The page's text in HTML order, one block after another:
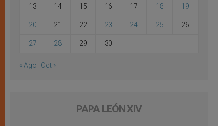
13 14 15 16 17 18 19
20 21 22 23 24 25 26
27 28 29 30
« Ago Oct »
PAPA LEÓN XIV